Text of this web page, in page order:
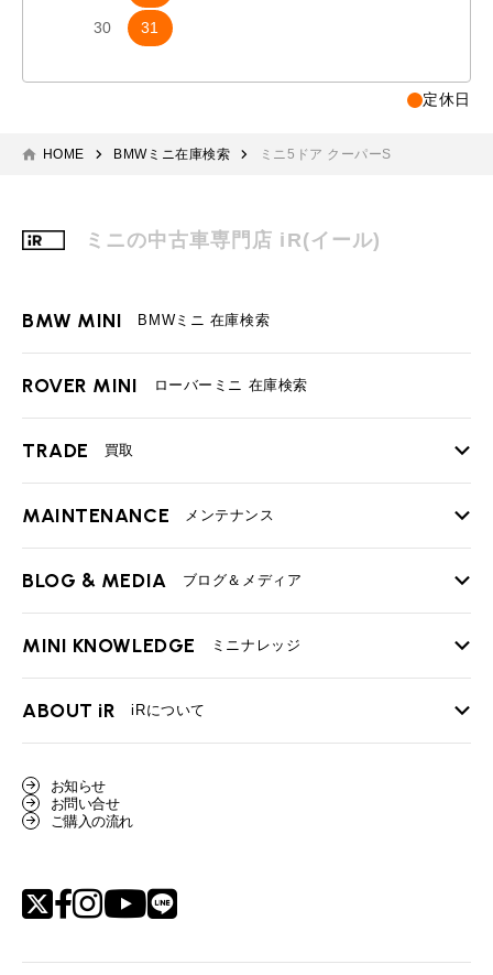
30 31
定休日
HOME BMWミニ在庫検索 ミニ5ドア クーパーS
ミニの中古車専門店 iR(イール)
BMW MINI BMWミニ 在庫検索
ROVER MINI ローバーミニ 在庫検索
TRADE 買取
TOP
必要書類
BMWミニ買取査定依頼
ローバーミニ買取査定依頼
MAINTENANCE メンテナンス
TOP
最近の修理実績
BLOG & MEDIA ブログ＆メディア
TOP
User's Voice 購入者様の声
Part's Report
MINI KNOWLEDGE ミニナレッジ
TOP
ローバーミニナレッジ
ABOUT iR iRについて
スタッフ紹介
リクルート
お知らせ
お問い合せ
ご購入の流れ